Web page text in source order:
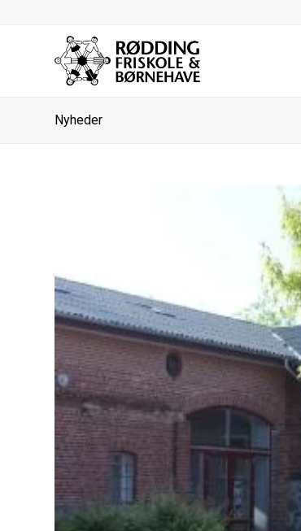
Nyheder